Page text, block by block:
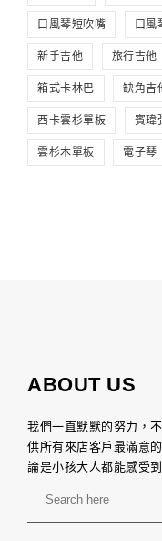
口風琴短吹嘴 口風
新手吉他 旅行吉他
箱式卡林巴 缺角吉
西卡雲杉單板 賓瑋
雲杉木單板 電子琴
ABOUT US
我們一直默默的努力，
供所有來店客戶最滿意
論是小孩大人都能感受